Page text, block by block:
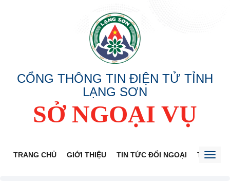
CỔNG THÔNG TIN ĐIỆN TỬ TỈNH
LẠNG SƠN
SỞ NGOẠI VỤ
TRANG CHỦ GIỚI THIỆU TIN TỨC ĐỐI NGOẠI THÔNG